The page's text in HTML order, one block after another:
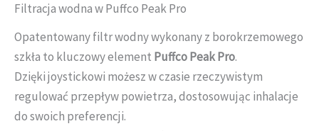
Filtracja wodna w Puffco Peak Pro
Opatentowany filtr wodny wykonany z borokrzemowego
szkła to kluczowy element Puffco Peak Pro.
Dzięki joystickowi możesz w czasie rzeczywistym
regulować przepływ powietrza, dostosowując inhalacje
do swoich preferencji.